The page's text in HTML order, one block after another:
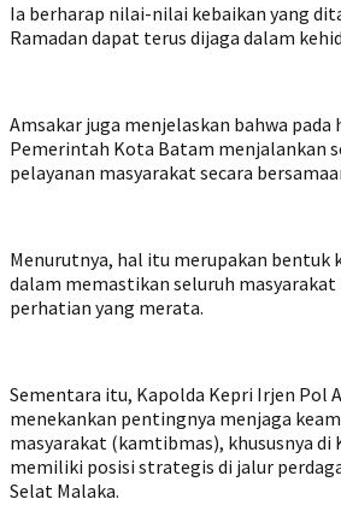
Ia berharap nilai-nilai kebaikan yang
Ramadan dapat terus dijaga dalam
Amsakar juga menjelaskan bahwa pada
Pemerintah Kota Batam menjalankan
pelayanan masyarakat secara
Menurutnya, hal itu merupakan
dalam memastikan seluruh
perhatian yang merata.
Sementara itu, Kapolda Kepri Irjen Pol
menekankan pentingnya menjaga
masyarakat (kamtibmas), khususnya di
memiliki posisi strategis di jalur
Selat Malaka.